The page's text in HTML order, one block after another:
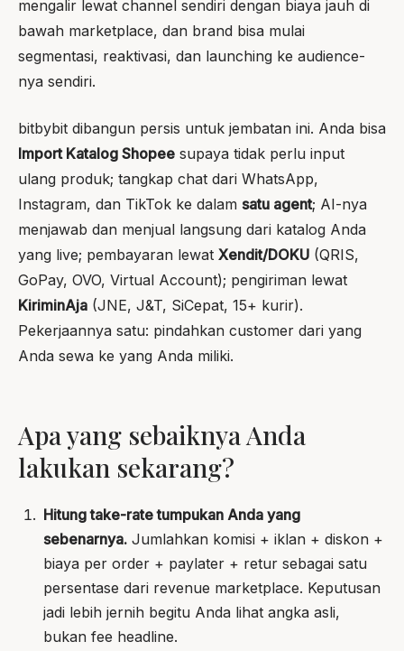
mengalir lewat channel sendiri dengan biaya jauh di
bawah marketplace, dan brand bisa mulai
segmentasi, reaktivasi, dan launching ke audience-
nya sendiri.
bitbybit dibangun persis untuk jembatan ini. Anda bisa
Import Katalog Shopee supaya tidak perlu input
ulang produk; tangkap chat dari WhatsApp,
Instagram, dan TikTok ke dalam satu agent; AI-nya
menjawab dan menjual langsung dari katalog Anda
yang live; pembayaran lewat Xendit/DOKU (QRIS,
GoPay, OVO, Virtual Account); pengiriman lewat
KiriminAja (JNE, J&T, SiCepat, 15+ kurir).
Pekerjaannya satu: pindahkan customer dari yang
Anda sewa ke yang Anda miliki.
Apa yang sebaiknya Anda
lakukan sekarang?
Hitung take-rate tumpukan Anda yang
sebenarnya. Jumlahkan komisi + iklan + diskon +
biaya per order + paylater + retur sebagai satu
persentase dari revenue marketplace. Keputusan
jadi lebih jernih begitu Anda lihat angka asli,
bukan fee headline.